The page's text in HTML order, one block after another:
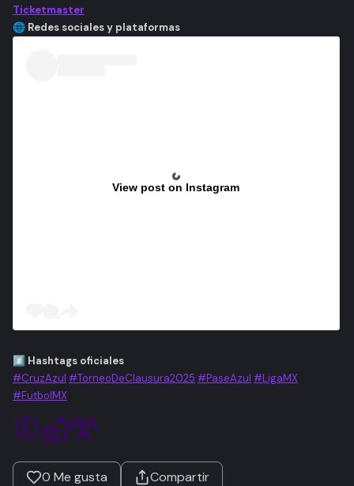
Ticketmaster
🌐 Redes sociales y plataformas
View post on Instagram
#️⃣ Hashtags oficiales
#CruzAzul #TorneoDeClausura2025 #PaseAzul #LigaMX
#FutbolMX
0 Me gusta
Compartir